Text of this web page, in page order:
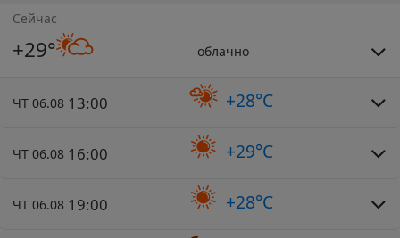
Сейчас
+29° облачно
ЧТ 06.08 13:00 +28°C
ЧТ 06.08 16:00 +29°C
ЧТ 06.08 19:00 +28°C